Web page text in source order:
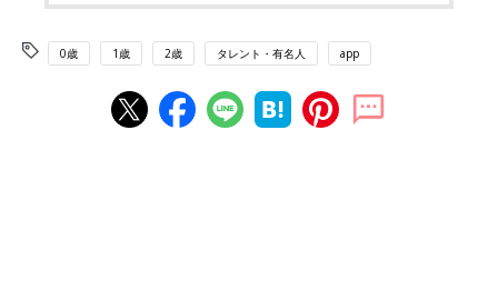
0歳 1歳 2歳 タレント・有名人 app